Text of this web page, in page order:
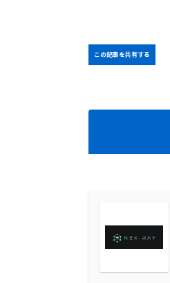
この記事を共有する